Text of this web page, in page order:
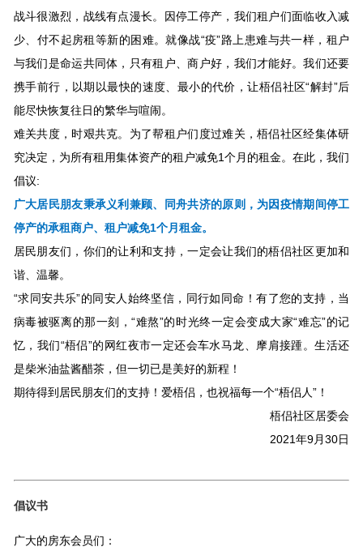
战斗很激烈，战线有点漫长。因停工停产，我们租户们面临收入减
少、付不起房租等新的困难。就像战“疫”路上患难与共一样，租户
与我们是命运共同体，只有租户、商户好，我们才能好。我们还要
携手前行，以期以最快的速度、最小的代价，让梧侣社区“解封”后
能尽快恢复往日的繁华与喧闹。
难关共度，时艰共克。为了帮租户们度过难关，梧侣社区经集体研
究决定，为所有租用集体资产的租户减免1个月的租金。在此，我们
倡议:
广大居民朋友秉承义利兼顾、同舟共济的原则，为因疫情期间停工
停产的承租商户、租户减免1个月租金。
居民朋友们，你们的让利和支持，一定会让我们的梧侣社区更加和
谐、温馨。
“求同安共乐”的同安人始终坚信，同行如同命！有了您的支持，当
病毒被驱离的那一刻，“难熬”的时光终一定会变成大家“难忘”的记
忆，我们“梧侣”的网红夜市一定还会车水马龙、摩肩接踵。生活还
是柴米油盐酱醋茶，但一切已是美好的新程！
期待得到居民朋友们的支持！爱梧侣，也祝福每一个“梧侣人”！
梧侣社区居委会
2021年9月30日
倡议书
广大的房东会员们：